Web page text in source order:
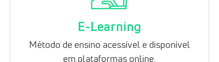
E-Learning
Método de ensino acessível e disponível
em plataformas online.